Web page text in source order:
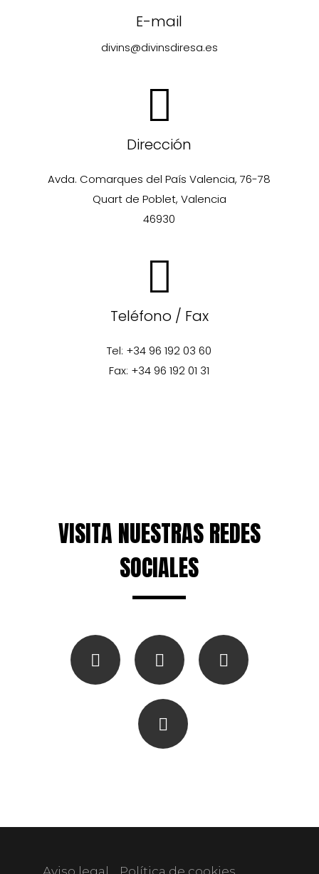
E-mail
divins@divinsdiresa.es
Dirección
Avda. Comarques del País Valencia, 76-78
Quart de Poblet, Valencia
46930
Teléfono / Fax
Tel: +34 96 192 03 60
Fax: +34 96 192 01 31
VISITA NUESTRAS REDES
SOCIALES
Aviso legal Política de cookies